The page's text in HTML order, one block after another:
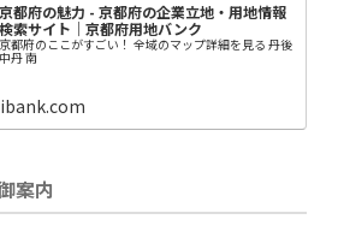
京都府の魅力 - 京都府の企業立地・用地情報
検索サイト｜京都府用地バンク
京都府のここがすごい！ 全域のマップ詳細を見る 丹後
中丹 南
案内